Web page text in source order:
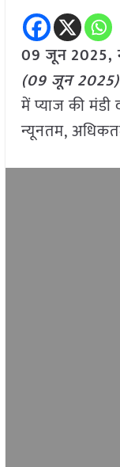
09 जून 2025,
(09 जून
में प्याज की मंडी
न्यूनतम,